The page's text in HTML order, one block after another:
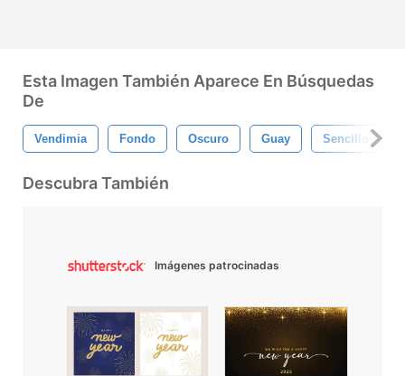
Esta Imagen También Aparece En Búsquedas
De
Vendimia Fondo Oscuro Guay Sencillo
Descubra También
Imágenes patrocinadas